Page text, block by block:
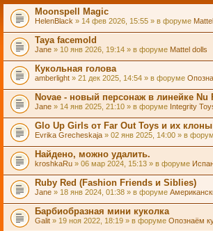
Moonspell Magic
HelenBlack » 14 фев 2026, 15:55 » в форуме
Taya facemold
Jane » 10 янв 2026, 19:14 » в форуме Mattel dolls
Кукольная голова
amberlight » 21 дек 2025, 14:54 » в форуме
Novae - новый персонаж в линейке Nu
Jane » 14 янв 2025, 21:10 » в форуме Integrity
Glo Up Girls от Far Out Toys и их клоны
Evrika Grecheskaja » 02 янв 2025, 14:00 » в
Найдено, можно удалить.
kroshkaRu » 06 мар 2024, 15:13 » в форуме
Ruby Red (Fashion Friends и Siblies)
Jane » 18 янв 2024, 01:38 » в форуме
Барбиобразная мини куколка
Galit » 19 ноя 2022, 18:19 » в форуме Опознаём